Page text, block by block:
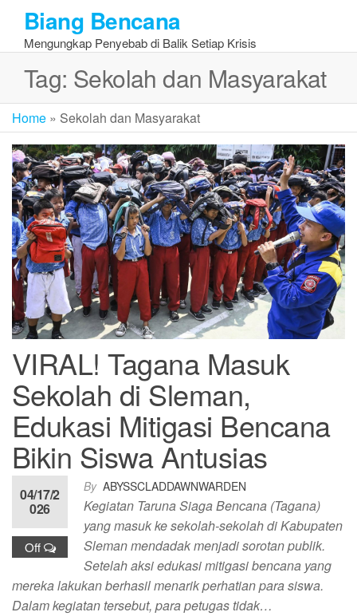
the
content
Biang Bencana
Mengungkap Penyebab di Balik Setiap Krisis
Tag: Sekolah dan Masyarakat
Home » Sekolah dan Masyarakat
VIRAL! Tagana Masuk
Sekolah di Sleman,
Edukasi Mitigasi Bencana
Bikin Siswa Antusias
By ABYSSCLADDAWNWARDEN
04/17/2
026
Off
Kegiatan Taruna Siaga Bencana (Tagana)
yang masuk ke sekolah-sekolah di Kabupaten
Sleman mendadak menjadi sorotan publik.
Setelah aksi edukasi mitigasi bencana yang
mereka lakukan berhasil menarik perhatian para siswa.
Dalam kegiatan tersebut, para petugas tidak…